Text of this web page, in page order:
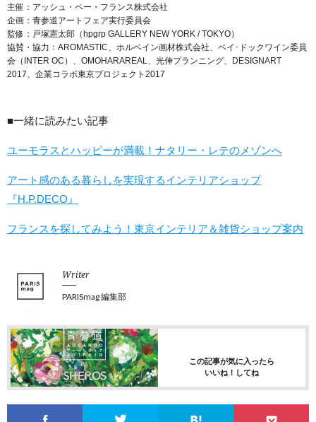
主催：アッシュ・ペー・フランス株式会社
企画：青参道アートフェア実行委員会
監修：戸塚憲太郎（hpgrp GALLERY NEW YORK / TOKYO）
協賛・協力：AROMASTIC、ホルベイン画材株式会社、ペイ･ドックワイン委員
会（INTER OC）、OMOHARAREAL、光伸プランニング、DESIGNART
2017、企業コラボ東京プロジェクト2017
■一緒に読みたい記事
ユーモラスとハッピーが満載！ナタリー・レテのメゾンへ
アート感のある暮らしを実現するインテリアショップ
『H.P.DECO』
フランスを探してみよう！東京インテリア＆雑貨ショップ案内
Writer
PARISmag 編集部
この記事が気に入ったら
いいね！してね